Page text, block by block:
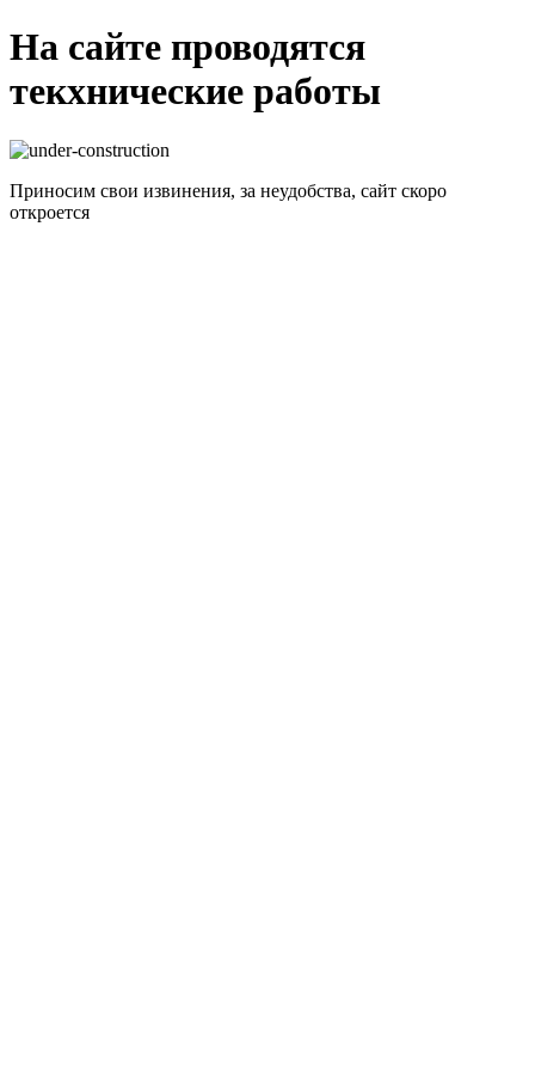
На сайте проводятся
текхнические работы
Приносим свои извинения, за неудобства, сайт скоро
откроется